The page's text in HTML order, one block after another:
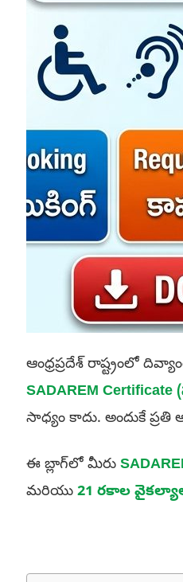
ఆంధ్రప్రదేశ్ రాష్ట్రంలో
SADAREM Certificate
సాధ్యం కాదు. అందుకే ప్రతి
ఈ బ్లాగ్‌లో మీరు
మరియు 21 రకాల